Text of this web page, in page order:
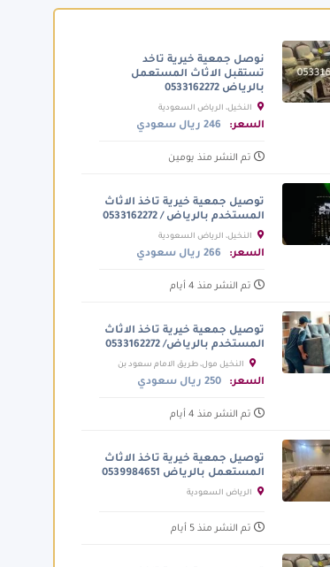
نوصل جمعية خيرية تاخد
تستقبل الاثاث المستعمل
بالرياض 0533162272
السعر: 246 ريال سعودي
تم النشر منذ يومين
توصيل جمعية خيرية تاخذ الاثاث
المستخدم بالرياض / 0533162272
السعر: 266 ريال سعودي
تم النشر منذ 4 أيام
توصيل جمعية خيرية تاخذ الاثاث
المستخدم بالرياض/ 0533162272
النخيل مول، طريق الامام سعود بن
عبدالعزيز بن محمد الفرعي، الرياض
السعودية
السعر: 250 ريال سعودي
تم النشر منذ 4 أيام
توصيل جمعية خيرية تاخذ الاثاث
المستعمل بالرياض 0539984651
تم النشر منذ 5 أيام